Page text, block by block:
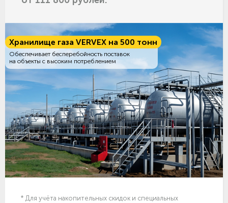
Хранилище газа VERVEX на 500 тонн
Обеспечивает бесперебойность поставок
на объекты с высоким потреблением
* Для учёта накопительных скидок и специальных